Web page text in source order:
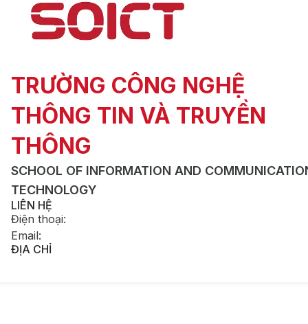
TRƯỜNG CÔNG NGHỆ
THÔNG TIN VÀ TRUYỀN
THÔNG
SCHOOL OF INFORMATION AND
TECHNOLOGY
LIÊN HỆ
Điện thoại:
Email:
ĐỊA CHỈ